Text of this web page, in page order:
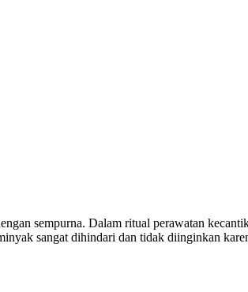
sempurna. Dalam ritual perawatan
sangat dihindari dan tidak diinginkan